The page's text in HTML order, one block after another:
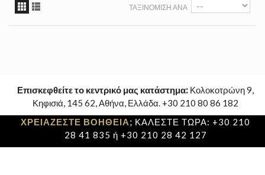
ΤΑΞΙΝΌΜΙΣΗ ΑΝΆ
Επισκεφθείτε το κεντρικό μας κατάστημα: Κολοκοτρώνη 9,
Κηφισιά, 145 62, Αθήνα, Ελλάδα. +30 210 80 86 182
ΧΡΕΙΑΖΕΣΤΕ ΒΟΗΘΕΙΑ; ΚΑΛΕΣΤΕ ΤΩΡΑ: +30 210
28 41 835 ή +30 210 28 42 127